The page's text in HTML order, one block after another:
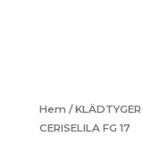
Hem /KLÄDTYGER
CERISELILA FG 17